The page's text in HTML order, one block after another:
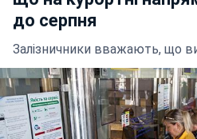
до серпня
Залізничники вважають, що